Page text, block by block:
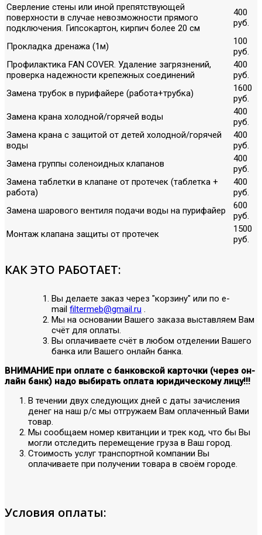
Сверление стены или иной препятствующей
поверхности в случае невозможности прямого
подключения. Гипсокартон, кирпич более 20 см
400
руб.
Прокладка дренажа (1м)
100
руб.
Профилактика FAN COVER. Удаление загрязнений,
проверка надежности крепежных соединений
400
руб.
Замена трубок в пурифайере (работа+трубка)
1600
руб.
Замена крана холодной/горячей воды
400
руб.
Замена крана с защитой от детей холодной/горячей
воды
400
руб.
Замена группы соленоидных клапанов
400
руб.
Замена таблетки в клапане от протечек (таблетка +
работа)
400
руб.
Замена шарового вентиля подачи воды на пурифайер
600
руб.
Монтаж клапана защиты от протечек
1500
руб.
КАК ЭТО РАБОТАЕТ:
Вы делаете заказ через "корзину" или по е-
mail filtermeb@gmail.ru .
Мы на основании Вашего заказа выставляем Вам
счёт для оплаты.
Вы оплачиваете счёт в любом отделении Вашего
банка или Вашего онлайн банка.
ВНИМАНИЕ при оплате с банковской карточки (через он-
лайн банк) надо выбирать оплата юридическому лицу!!!
В течении двух следующих дней с даты зачисления
денег на наш р/с мы отгружаем Вам оплаченный Вами
товар.
Мы сообщаем номер квитанции и трек код, что бы Вы
могли отследить перемещение груза в Ваш город.
Стоимость услуг транспортной компании Вы
оплачиваете при получении товара в своём городе.
Условия оплаты: